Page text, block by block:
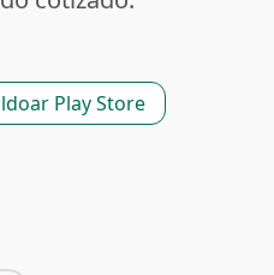
Play Store